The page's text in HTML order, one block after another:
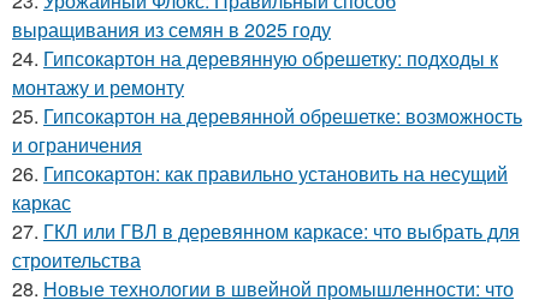
выращивания из семян в 2025 году
24. Гипсокартон на деревянную обрешетку: подходы к
монтажу и ремонту
25. Гипсокартон на деревянной обрешетке: возможность
и ограничения
26. Гипсокартон: как правильно установить на несущий
каркас
27. ГКЛ или ГВЛ в деревянном каркасе: что выбрать для
строительства
28. Новые технологии в швейной промышленности: что